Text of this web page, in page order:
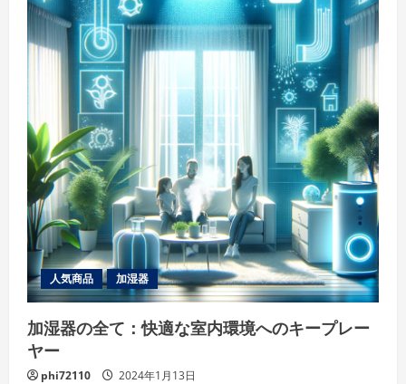
「未
来
の
扉
を
開
く、
あ
な
た
の
ウ
ェ
ブ
サ
イ
ト
が
輝
く
場
所」
の
詳
を
ご
だ
人気商品 加湿器
加湿器の全て：快適な室内環境へのキープレー
ヤー
phi72110 2024年1月13日